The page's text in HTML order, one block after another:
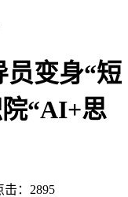
员变身“短
“AI+思
：2895